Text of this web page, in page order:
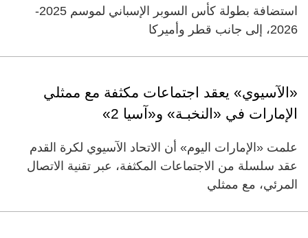
استضافة بطولة كأس السوبر الإسباني لموسم 2025-
2026، إلى جانب قطر وأميركا
«الآسيوي» يعقد اجتماعات مكثفة مع ممثلي
الإمارات في «النخبـة» و«آسيا 2»
علمت «الإمارات اليوم» أن الاتحاد الآسيوي لكرة القدم
عقد سلسلة من الاجتماعات المكثفة، عبر تقنية الاتصال
المرئي، مع ممثلي